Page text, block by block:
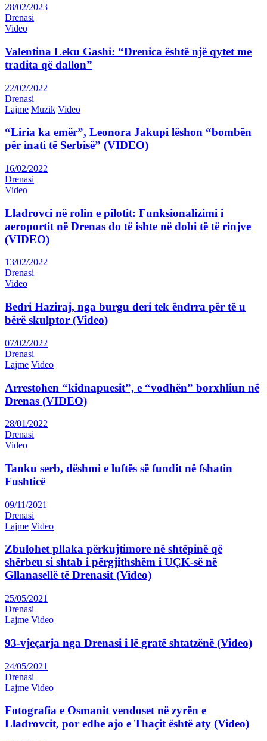
28/02/2023
Drenasi
Video
Valentina Leku Gashi: “Drenica është një qytet me
tradita që dallon”
22/02/2022
Drenasi
Lajme Muzik Video
“Liria ka emër”, Leonora Jakupi lëshon “bombën
për inati të Serbisë” (VIDEO)
16/02/2022
Drenasi
Video
Lladrovci në rolin e pilotit: Funksionalizimi i
aeroportit në Drenas do të ishte në dobi të të rinjve
(VIDEO)
13/02/2022
Drenasi
Video
Bedri Haziraj, nga burgu deri tek ëndrra për të u
bërë skulptor (Video)
07/02/2022
Drenasi
Lajme Video
Arrestohen “kidnapuesit”, e “vodhën” borxhliun në
Drenas (VIDEO)
28/01/2022
Drenasi
Video
Tanku serb, dëshmi e luftës së fundit në fshatin
Fushticë
09/11/2021
Drenasi
Lajme Video
Zbulohet pllaka përkujtimore në shtëpinë që
shërbeu si shtab i përgjithshëm i UÇK-së në
Gllanasellë të Drenasit (Video)
25/05/2021
Drenasi
Lajme Video
93-vjeçarja nga Drenasi i lë gratë shtatzënë (Video)
24/05/2021
Drenasi
Lajme Video
Fotografia e Osmanit vendoset në zyrën e
Lladrovcit, por edhe ajo e Thaçit është aty (Video)